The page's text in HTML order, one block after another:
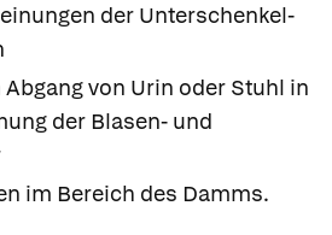
der Unterschenkel-
von Urin oder Stuhl in
der Blasen- und
im Bereich des Damms.